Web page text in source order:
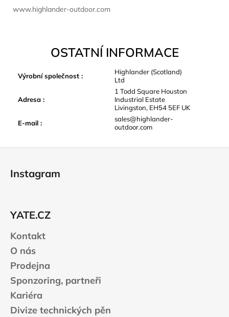
www.highlander-outdoor.com
OSTATNÍ INFORMACE
Výrobní společnost :
Highlander (Scotland)
Ltd
Adresa :
1 Todd Square Houston
Industrial Estate
Livingston, EH54 5EF UK
E-mail :
sales@highlander-
outdoor.com
Instagram
YATE.CZ
Kontakt
O nás
Prodejna
Sponzoring, partneři
Kariéra
Divize technických pěn